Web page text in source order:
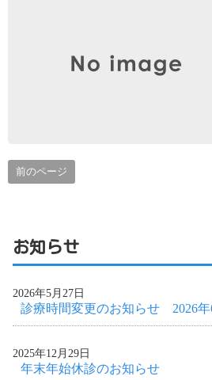
前のページ
お知らせ
2026年5月27日
診療時間変更のお知らせ 2026年
2025年12月29日
年末年始休診のお知らせ